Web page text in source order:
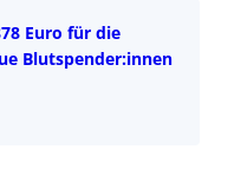
Euro für die
Blutspender:innen